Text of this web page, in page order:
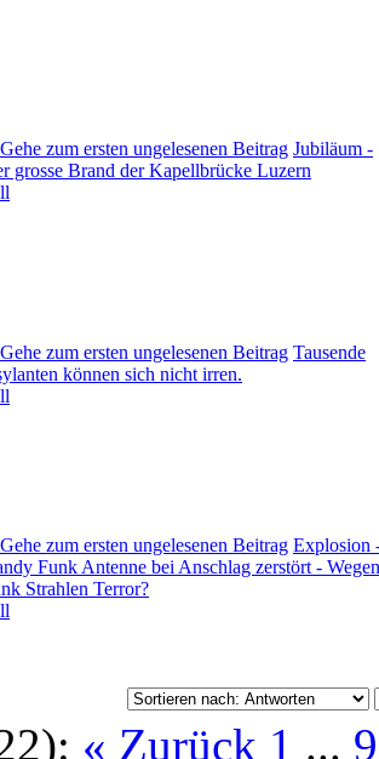
Jubiläum -
grosse Brand der Kapellbrücke Luzern
Tausende
können sich nicht irren.
Explosion
Funk Antenne bei Anschlag zerstört - Wegen
Strahlen Terror?
« Zurück 1 ... 9